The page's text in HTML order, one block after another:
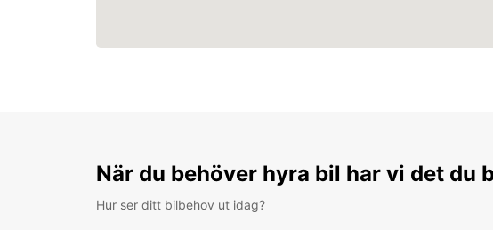
När du behöver hyra bil har vi det du
Hur ser ditt bilbehov ut idag?